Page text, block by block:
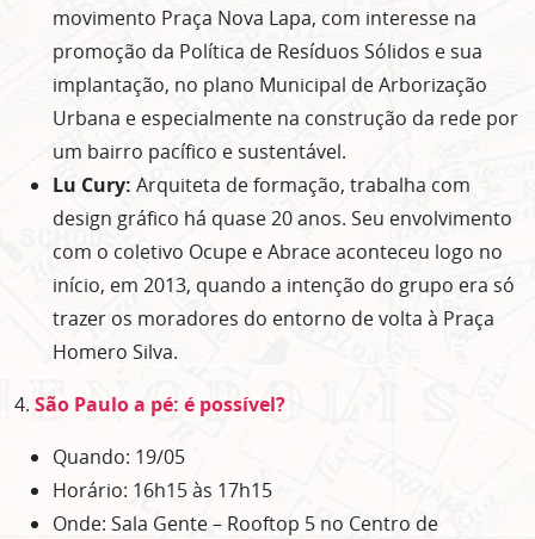
movimento Praça Nova Lapa, com interesse na
promoção da Política de Resíduos Sólidos e sua
implantação, no plano Municipal de Arborização
Urbana e especialmente na construção da rede por
um bairro pacífico e sustentável.
Lu Cury: Arquiteta de formação, trabalha com
design gráfico há quase 20 anos. Seu envolvimento
com o coletivo Ocupe e Abrace aconteceu logo no
início, em 2013, quando a intenção do grupo era só
trazer os moradores do entorno de volta à Praça
Homero Silva.
4. São Paulo a pé: é possível?
Quando: 19/05
Horário: 16h15 às 17h15
Onde: Sala Gente – Rooftop 5 no Centro de